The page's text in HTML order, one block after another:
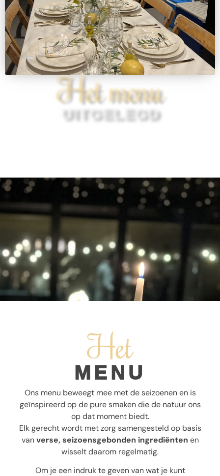
Het menu
UITGELEGD
Het
MENU
Ons menu beweegt mee met de seizoenen en is
geïnspireerd op de pure smaken die de natuur ons
op dat moment biedt.
Elk gerecht wordt met zorg samengesteld op basis
vanverse, seizoensgebonden ingrediënten en
wisselt daarom regelmatig.
Om je een indruk te geven van wat je kunt